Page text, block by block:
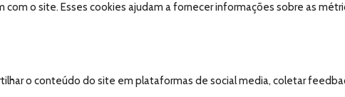
o site. Esses cookies ajudam a fornecer informações sobre as
o conteúdo do site em plataformas de social media, coletar